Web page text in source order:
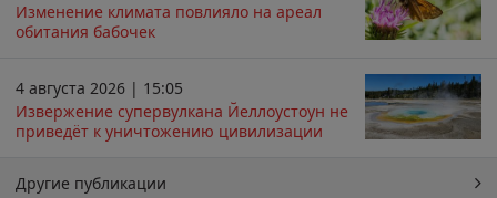
Изменение климата повлияло на ареал
обитания бабочек
4 августа 2026 | 15:05
Извержение супервулкана Йеллоустоун не
приведёт к уничтожению цивилизации
Другие публикации